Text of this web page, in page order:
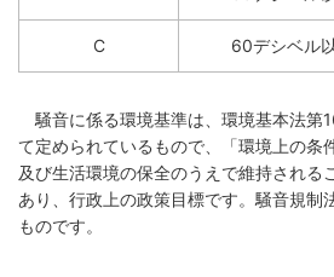
C 60デシベル
騒音に係る環境基準は、環境基本法第
て定められているもので、「環境上の条
及び生活環境の保全のうえで維持される
あり、行政上の政策目標です。騒音規制
ものです。